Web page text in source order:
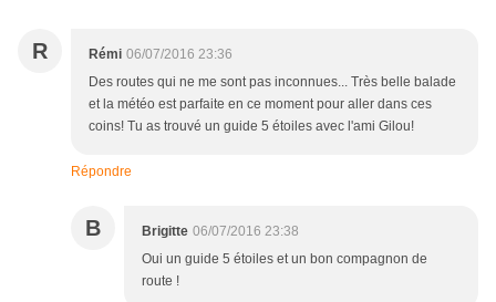
R Rémi 06/07/2016 23:36
Des routes qui ne me sont pas inconnues... Très belle balade
et la météo est parfaite en ce moment pour aller dans ces
coins! Tu as trouvé un guide 5 étoiles avec l'ami Gilou!
Répondre
B Brigitte 06/07/2016 23:38
Oui un guide 5 étoiles et un bon compagnon de
route !